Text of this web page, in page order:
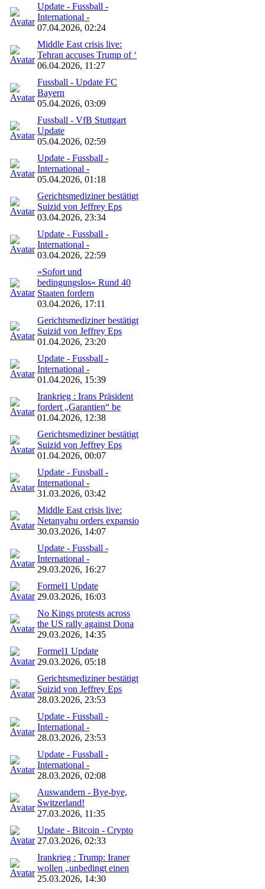
Update - Fussball -
International -
07.04.2026, 02:24
Middle East crisis live:
Tehran accuses Trump of ‘
06.04.2026, 11:27
Fussball - Update FC
Bayern
05.04.2026, 03:09
Fussball - VfB Stuttgart
Update
05.04.2026, 02:59
Update - Fussball -
International -
05.04.2026, 01:18
Gerichtsmediziner bestätigt
Suizid von Jeffrey Eps
03.04.2026, 23:34
Update - Fussball -
International -
03.04.2026, 22:59
»Sofort und
bedingungslos« Rund 40
Staaten fordern
03.04.2026, 17:11
Gerichtsmediziner bestätigt
Suizid von Jeffrey Eps
01.04.2026, 23:20
Update - Fussball -
International -
01.04.2026, 15:39
Irankrieg : Irans Präsident
fordert „Garantien“ be
01.04.2026, 12:38
Gerichtsmediziner bestätigt
Suizid von Jeffrey Eps
01.04.2026, 00:07
Update - Fussball -
International -
31.03.2026, 03:42
Middle East crisis live:
Netanyahu orders expansio
30.03.2026, 14:07
Update - Fussball -
International -
29.03.2026, 16:27
Formel1 Update
29.03.2026, 16:03
No Kings protests across
the US rally against Dona
29.03.2026, 14:35
Formel1 Update
29.03.2026, 05:18
Gerichtsmediziner bestätigt
Suizid von Jeffrey Eps
28.03.2026, 23:53
Update - Fussball -
International -
28.03.2026, 23:53
Update - Fussball -
International -
28.03.2026, 02:08
Auswandern - Bye-bye,
Switzerland!
27.03.2026, 11:35
Update - Bitcoin - Crypto
27.03.2026, 02:33
Irankrieg : Trump: Iraner
wollen „unbedingt einen
25.03.2026, 14:30